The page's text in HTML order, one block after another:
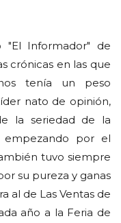
"El Informador" de
crónicas en las que
tenía un peso
nato de opinión,
la seriedad de la
empezando por el
tuvo siempre
su pureza y ganas
al de Las Ventas de
año a la Feria de